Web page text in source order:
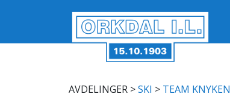
AVDELINGER >SKI > TEAM KNYKEN